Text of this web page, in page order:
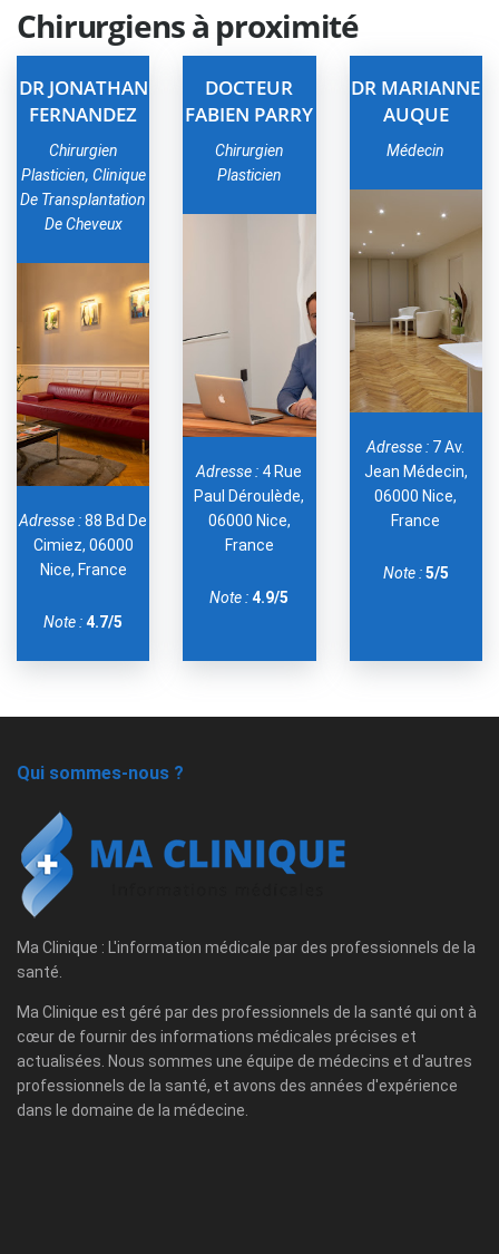
Chirurgiens à proximité
DR JONATHAN
FERNANDEZ
Chirurgien
Plasticien, Clinique
De Transplantation
De Cheveux
Adresse :88 Bd De
Cimiez, 06000
Nice, France
Note :4.7/5
DOCTEUR
FABIEN PARRY
Chirurgien
Plasticien
Adresse : 4 Rue
Paul Déroulède,
06000 Nice,
France
Note : 4.9/5
DR MARIANNE
AUQUE
Médecin
Adresse : 7 Av.
Jean Médecin,
06000 Nice,
France
Note :5/5
Qui sommes-nous ?
Ma Clinique : L'information médicale par des professionnels de la
santé.
Ma Clinique est géré par des professionnels de la santé qui ont à
cœur de fournir des informations médicales précises et
actualisées. Nous sommes une équipe de médecins et d'autres
professionnels de la santé, et avons des années d'expérience
dans le domaine de la médecine.